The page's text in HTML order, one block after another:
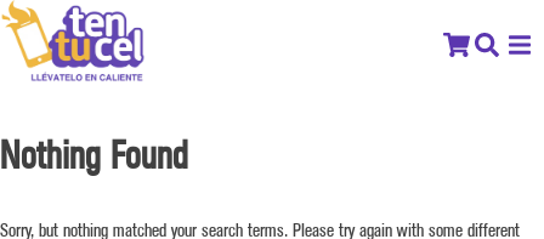
Nothing Found
Sorry, but nothing matched your search terms. Please try again with some different